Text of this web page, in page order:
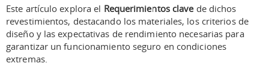
Este artículo explora el Requerimientos clavede dichos
revestimientos, destacando los materiales, los criterios de
diseño y las expectativas de rendimiento necesarias para
garantizar un funcionamiento seguro en condiciones
extremas.